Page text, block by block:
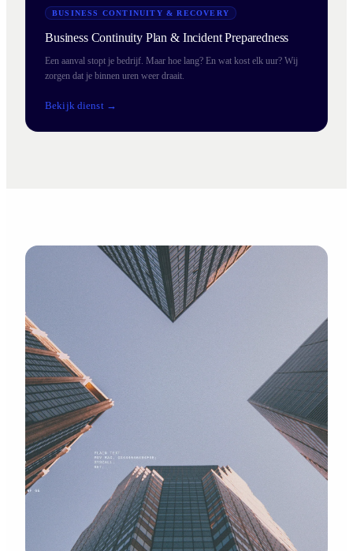
BUSINESS CONTINUITY & RECOVERY
Business Continuity Plan & Incident Preparedness
Een aanval stopt je bedrijf. Maar hoe lang? En wat kost elk uur? Wij
zorgen dat je binnen uren weer draait.
Bekijk dienst →